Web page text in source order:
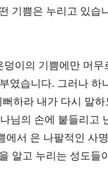
기쁨은 누리고 있습
이의 기쁨에만 머
였습니다. 그러나 하
하라 내가 다시 말
님의 손에 붙들리고
서 은 나팔적인 사
알고 누리는 성도들